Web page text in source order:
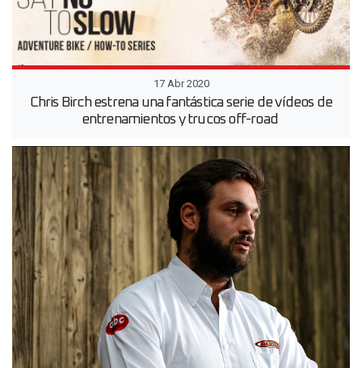
17 Abr 2020
Chris Birch estrena una fantástica serie de vídeos de
entrenamientos y trucos off-road